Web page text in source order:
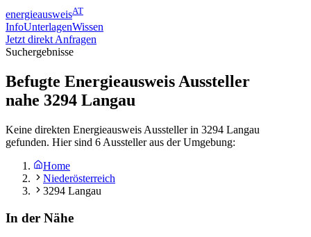
energieausweisAT
InfoUnterlagenWissen
Jetzt direkt Anfragen
Suchergebnisse
Befugte Energieausweis Aussteller
nahe 3294 Langau
Keine direkten Energieausweis Aussteller in 3294 Langau
gefunden. Hier sind 6 Aussteller aus der Umgebung:
Home
Niederösterreich
3294 Langau
In der Nähe